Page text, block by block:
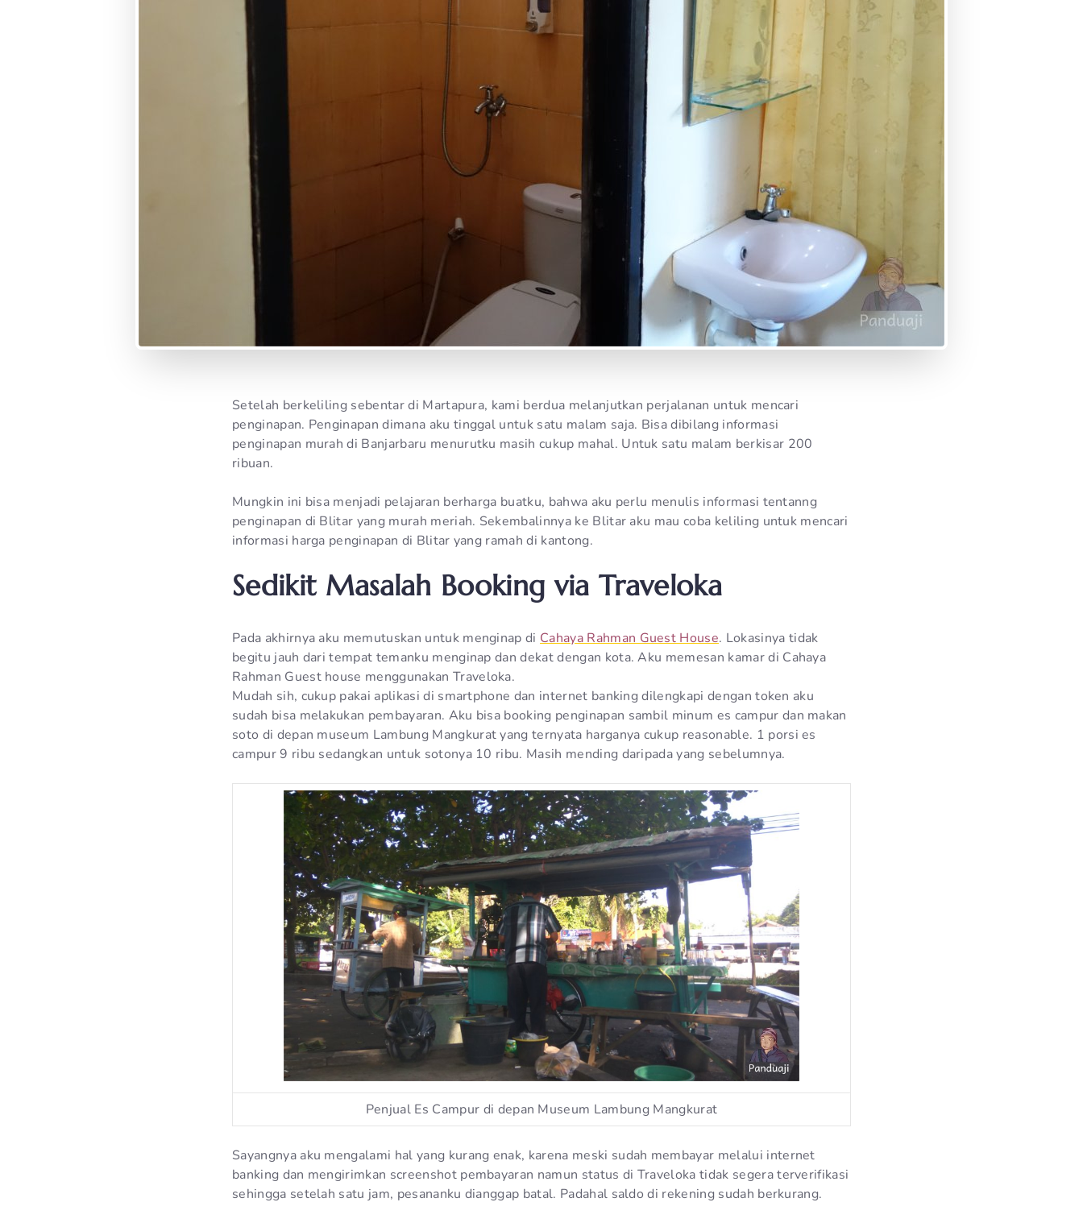
Setelah berkeliling sebentar di Martapura, kami berdua melanjutkan perjalanan untuk mencari
penginapan. Penginapan dimana aku tinggal untuk satu malam saja. Bisa dibilang informasi
penginapan murah di Banjarbaru menurutku masih cukup mahal. Untuk satu malam berkisar 200
ribuan.
Mungkin ini bisa menjadi pelajaran berharga buatku, bahwa aku perlu menulis informasi tentanng
penginapan di Blitar yang murah meriah. Sekembalinnya ke Blitar aku mau coba keliling untuk mencari
informasi harga penginapan di Blitar yang ramah di kantong.
Sedikit Masalah Booking via Traveloka
Pada akhirnya aku memutuskan untuk menginap di Cahaya Rahman Guest House. Lokasinya tidak
begitu jauh dari tempat temanku menginap dan dekat dengan kota. Aku memesan kamar di Cahaya
Rahman Guest house menggunakan Traveloka.
Mudah sih, cukup pakai aplikasi di smartphone dan internet banking dilengkapi dengan token aku
sudah bisa melakukan pembayaran. Aku bisa booking penginapan sambil minum es campur dan makan
soto di depan museum Lambung Mangkurat yang ternyata harganya cukup reasonable. 1 porsi es
campur 9 ribu sedangkan untuk sotonya 10 ribu. Masih mending daripada yang sebelumnya.
Penjual Es Campur di depan Museum Lambung Mangkurat
Sayangnya aku mengalami hal yang kurang enak, karena meski sudah membayar melalui internet
banking dan mengirimkan screenshot pembayaran namun status di Traveloka tidak segera terverifikasi
sehingga setelah satu jam, pesananku dianggap batal. Padahal saldo di rekening sudah berkurang.